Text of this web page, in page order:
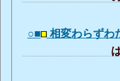
○■ 相変わらず